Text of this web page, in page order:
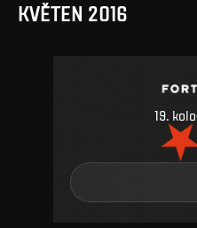
KVĚTEN 2016
19. kolo